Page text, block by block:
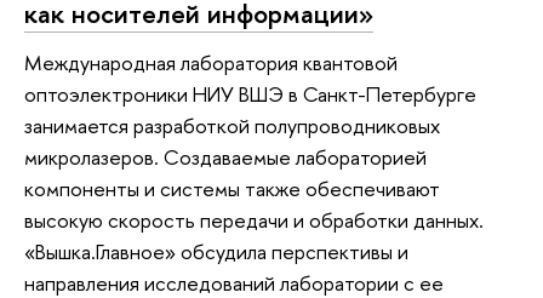
как носителей информации»
Международная лаборатория квантовой
оптоэлектроники НИУ ВШЭ в Санкт-Петербурге
занимается разработкой полупроводниковых
микролазеров. Создаваемые лабораторией
компоненты и системы также обеспечивают
высокую скорость передачи и обработки данных.
«Вышка.Главное» обсудила перспективы и
направления исследований лаборатории с ее